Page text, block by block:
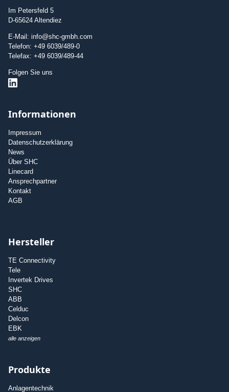
Im Petersfeld 5
D-65624 Altendiez
E-Mail: info@shc-gmbh.com
Telefon: +49 6039/489-0
Telefax: +49 6039/489-44
Folgen Sie uns
Informationen
Impressum
Datenschutzerklärung
News
Über SHC
Linecard
Ansprechpartner
Kontakt
AGB
Hersteller
TE Connectivity
Tele
Invertek Drives
SHC
ABB
Celduc
Delcon
EBK
alle anzeigen
Produkte
Anlagentechnik